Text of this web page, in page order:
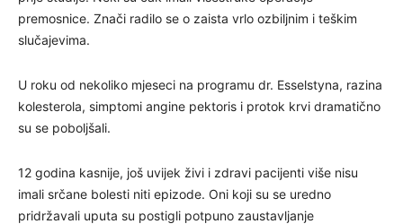
premosnice. Znači radilo se o zaista vrlo ozbiljnim i teškim
slučajevima.
U roku od nekoliko mjeseci na programu dr. Esselstyna, razina
kolesterola, simptomi angine pektoris i protok krvi dramatično
su se poboljšali.
12 godina kasnije, još uvijek živi i zdravi pacijenti više nisu
imali srčane bolesti niti epizode. Oni koji su se uredno
pridržavali uputa su postigli potpuno zaustavljanje